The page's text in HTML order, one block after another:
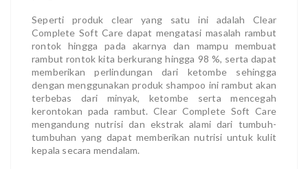
Seperti produk clear yang satu ini adalah Clear
Complete Soft Care dapat mengatasi masalah rambut
rontok hingga pada akarnya dan mampu membuat
rambut rontok kita berkurang hingga 98 %, serta dapat
memberikan perlindungan dari ketombe sehingga
dengan menggunakan produk shampoo ini rambut akan
terbebas dari minyak, ketombe serta mencegah
kerontokan pada rambut. Clear Complete Soft Care
mengandung nutrisi dan ekstrak alami dari tumbuh-
tumbuhan yang dapat memberikan nutrisi untuk kulit
kepala secara mendalam.